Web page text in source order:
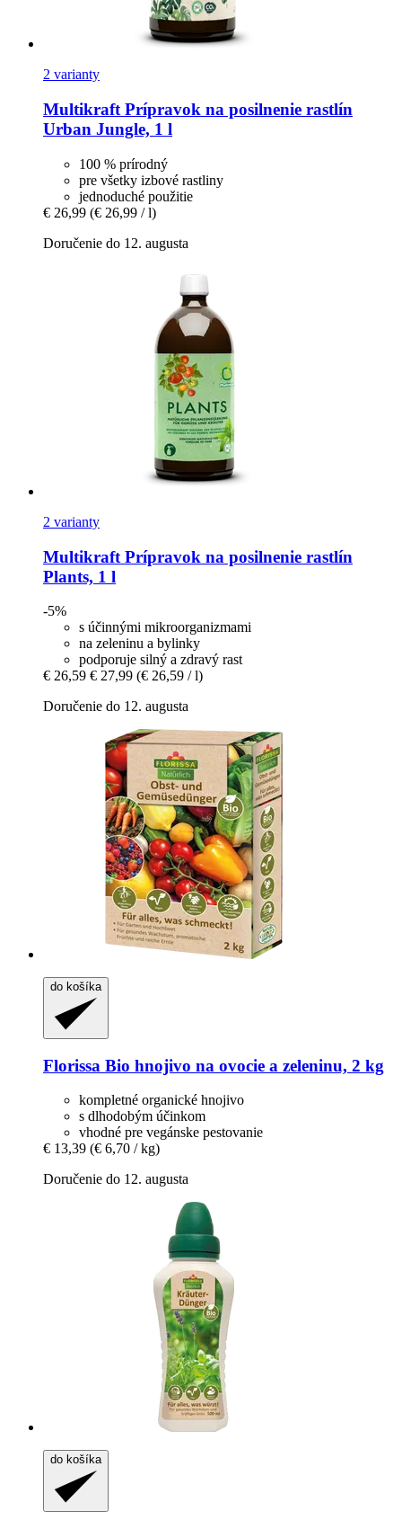
2 varianty
Multikraft Prípravok na posilnenie rastlín
Urban Jungle, 1 l
100 % prírodný
pre všetky izbové rastliny
jednoduché použitie
€ 26,99 (€ 26,99 / l)
Doručenie do 12. augusta
2 varianty
Multikraft Prípravok na posilnenie rastlín
Plants, 1 l
-5%
s účinnými mikroorganizmami
na zeleninu a bylinky
podporuje silný a zdravý rast
€ 26,59 € 27,99 (€ 26,59 / l)
Doručenie do 12. augusta
do košíka
Florissa Bio hnojivo na ovocie a zeleninu, 2 kg
kompletné organické hnojivo
s dlhodobým účinkom
vhodné pre vegánske pestovanie
€ 13,39 (€ 6,70 / kg)
Doručenie do 12. augusta
do košíka